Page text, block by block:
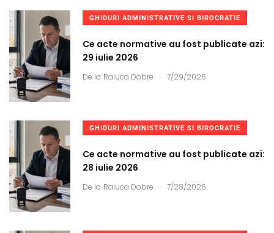
GHIDURI ADMINISTRATIVE SI BIROCRATIE
Ce acte normative au fost publicate azi:
29 iulie 2026
De la Raluca Dobre . 7/29/2026
GHIDURI ADMINISTRATIVE SI BIROCRATIE
Ce acte normative au fost publicate azi:
28 iulie 2026
De la Raluca Dobre . 7/28/2026